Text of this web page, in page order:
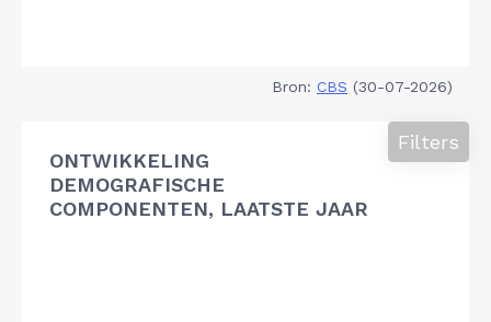
Bron: CBS (30-07-2026)
ONTWIKKELING
DEMOGRAFISCHE
COMPONENTEN, LAATSTE JAAR
Filters